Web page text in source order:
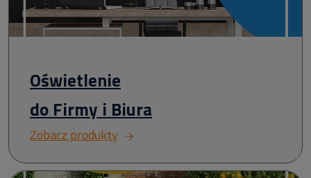
Oświetlenie
do Firmy i Biura
Zobacz produkty